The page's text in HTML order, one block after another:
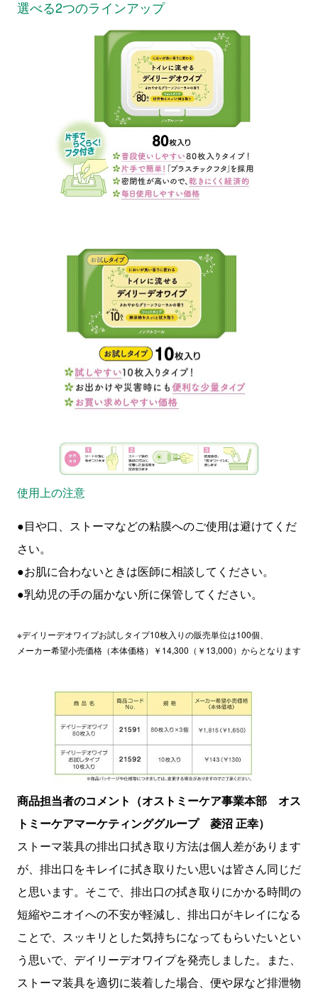
選べる2つのラインアップ
使用上の注意
●目や口、ストーマなどの粘膜へのご使用は避けてくだ
さい。
●お肌に合わないときは医師に相談してください。
●乳幼児の手の届かない所に保管してください。
※デイリーデオワイプお試しタイプ10枚入りの販売単位は100個、
メーカー希望小売価格（本体価格）￥14,300（￥13,000）からとなります
商品担当者のコメント（オストミーケア事業本部 オス
トミーケアマーケティンググループ 菱沼 正幸）
ストーマ装具の排出口拭き取り方法は個人差があります
が、排出口をキレイに拭き取りたい思いは皆さん同じだ
と思います。そこで、排出口の拭き取りにかかる時間の
短縮やニオイへの不安が軽減し、排出口がキレイになる
ことで、スッキリとした気持ちになってもらいたいとい
う思いで、デイリーデオワイプを発売しました。また、
ストーマ装具を適切に装着した場合、便や尿など排泄物